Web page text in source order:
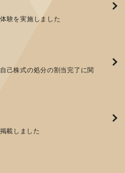
験を実施しました
己株式の処分の割当完了に関
載しました
沢2025(第61回機械工業見本
載しました
載しました
※終了しました
※終了しました
明コーナー予約のご案内 ※
を更新しました
掲載しました
大規模法人部門）」に認定さ
バランス企業知事表彰「優良